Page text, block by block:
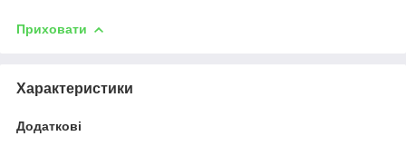
Приховати
Характеристики
Додаткові